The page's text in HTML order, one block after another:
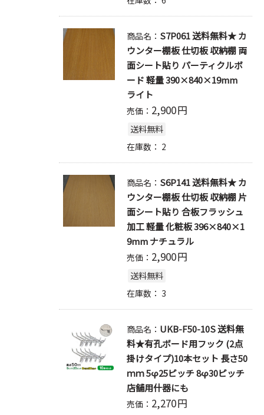
商品名： S7P061 送料無料★ カ
ウンター棚板 仕切板 収納棚 両
面シート貼り パーティクルボ
ード 軽量 390×840×19mm
ライト
売価： 2,900円
送料無料
在庫数： 2
商品名： S6P141 送料無料★ カ
ウンター棚板 仕切板 収納棚 片
面シート貼り 合板フラッシュ
加工 軽量 化粧板 396×840×1
9mm ナチュラル
売価： 2,900円
送料無料
在庫数： 3
商品名： UKB-F50-10S 送料無
料★有孔ボード用フック (2点
掛けタイプ)10本セット 長さ50
ｍｍ 5φ25ピッチ 8φ30ピッチ
店舗用什器にも
売価： 2,270円